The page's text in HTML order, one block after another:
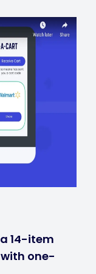
14-item
one-